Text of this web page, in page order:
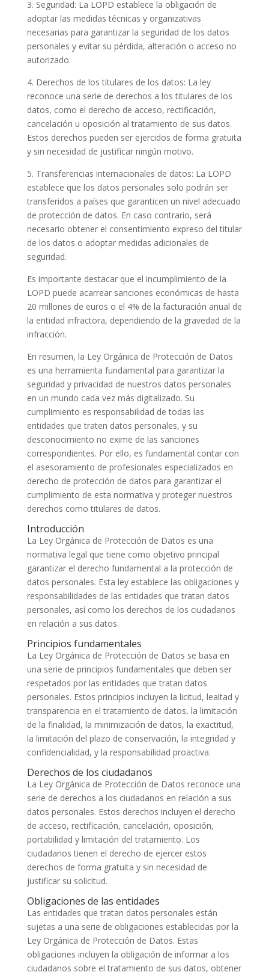
3. Seguridad: La LOPD establece la obligación de
adoptar las medidas técnicas y organizativas
necesarias para garantizar la seguridad de los datos
personales y evitar su pérdida, alteración o acceso no
autorizado.
4. Derechos de los titulares de los datos: La ley
reconoce una serie de derechos a los titulares de los
datos, como el derecho de acceso, rectificación,
cancelación u oposición al tratamiento de sus datos.
Estos derechos pueden ser ejercidos de forma gratuita
y sin necesidad de justificar ningún motivo.
5. Transferencias internacionales de datos: La LOPD
establece que los datos personales solo podrán ser
transferidos a países que garanticen un nivel adecuado
de protección de datos. En caso contrario, será
necesario obtener el consentimiento expreso del titular
de los datos o adoptar medidas adicionales de
seguridad.
Es importante destacar que el incumplimiento de la
LOPD puede acarrear sanciones económicas de hasta
20 millones de euros o el 4% de la facturación anual de
la entidad infractora, dependiendo de la gravedad de la
infracción.
En resumen, la Ley Orgánica de Protección de Datos
es una herramienta fundamental para garantizar la
seguridad y privacidad de nuestros datos personales
en un mundo cada vez más digitalizado. Su
cumplimiento es responsabilidad de todas las
entidades que traten datos personales, y su
desconocimiento no exime de las sanciones
correspondientes. Por ello, es fundamental contar con
el asesoramiento de profesionales especializados en
derecho de protección de datos para garantizar el
cumplimiento de esta normativa y proteger nuestros
derechos como titulares de datos.
Introducción
La Ley Orgánica de Protección de Datos es una
normativa legal que tiene como objetivo principal
garantizar el derecho fundamental a la protección de
datos personales. Esta ley establece las obligaciones y
responsabilidades de las entidades que tratan datos
personales, así como los derechos de los ciudadanos
en relación a sus datos.
Principios fundamentales
La Ley Orgánica de Protección de Datos se basa en
una serie de principios fundamentales que deben ser
respetados por las entidades que tratan datos
personales. Estos principios incluyen la licitud, lealtad y
transparencia en el tratamiento de datos, la limitación
de la finalidad, la minimización de datos, la exactitud,
la limitación del plazo de conservación, la integridad y
confidencialidad, y la responsabilidad proactiva.
Derechos de los ciudadanos
La Ley Orgánica de Protección de Datos reconoce una
serie de derechos a los ciudadanos en relación a sus
datos personales. Estos derechos incluyen el derecho
de acceso, rectificación, cancelación, oposición,
portabilidad y limitación del tratamiento. Los
ciudadanos tienen el derecho de ejercer estos
derechos de forma gratuita y sin necesidad de
justificar su solicitud.
Obligaciones de las entidades
Las entidades que tratan datos personales están
sujetas a una serie de obligaciones establecidas por la
Ley Orgánica de Protección de Datos. Estas
obligaciones incluyen la obligación de informar a los
ciudadanos sobre el tratamiento de sus datos, obtener